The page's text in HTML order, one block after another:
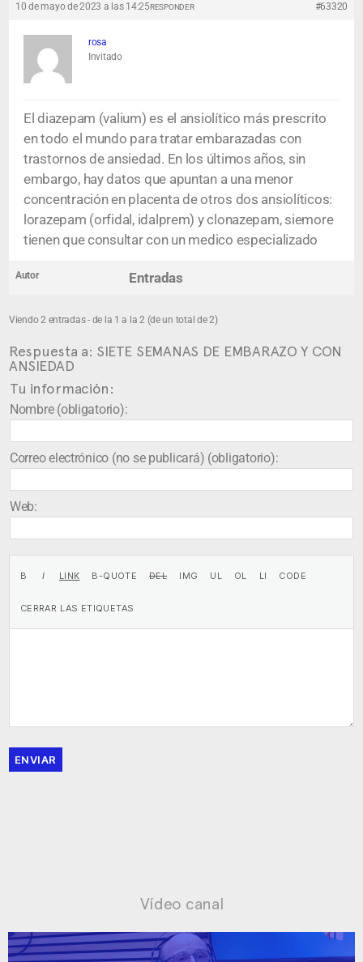
10 de mayo de 2023 a las 14:25 #63320
RESPONDER
rosa
Invitado
El diazepam (valium) es el ansiolítico más prescrito
en todo el mundo para tratar embarazadas con
trastornos de ansiedad. En los últimos años, sin
embargo, hay datos que apuntan a una menor
concentración en placenta de otros dos ansiolíticos:
lorazepam (orfidal, idalprem) y clonazepam, siemore
tienen que consultar con un medico especializado
Autor Entradas
Viendo 2 entradas - de la 1 a la 2 (de un total de 2)
Respuesta a: SIETE SEMANAS DE EMBARAZO Y CON
ANSIEDAD
Tu información:
Nombre (obligatorio):
Correo electrónico (no se publicará) (obligatorio):
Web:
ENVIAR
Vídeo canal